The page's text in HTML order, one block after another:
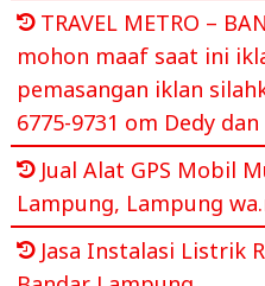
TRAVEL METRO –
mohon maaf saat ini
pemasangan iklan
6775-9731 om Dedy
Jual Alat GPS Mobil
Lampung, Lampung
Jasa Instalasi Listrik